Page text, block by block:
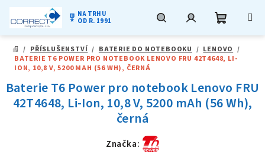
obsah
military_tech NA TRHU
OD R. 1991
DOMŮ
/ PŘÍSLUŠENSTVÍ / BATERIE DO NOTEBOOKU / LENOVO /
BATERIE T6 POWER PRO NOTEBOOK LENOVO FRU 42T4648, LI-
ION, 10,8 V, 5200 MAH (56 WH), ČERNÁ
Baterie T6 Power pro notebook Lenovo FRU
42T4648, Li-Ion, 10,8 V, 5200 mAh (56 Wh),
černá
Značka: